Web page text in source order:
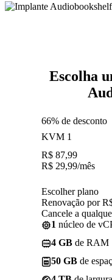
Escolha
66% de desconto
KVM 1
R$ 87,99
R$ 29,99/mês
Escolher plano
Renovação por
Cancele a
1 núcleo de
4 GB de RAM
50 GB de